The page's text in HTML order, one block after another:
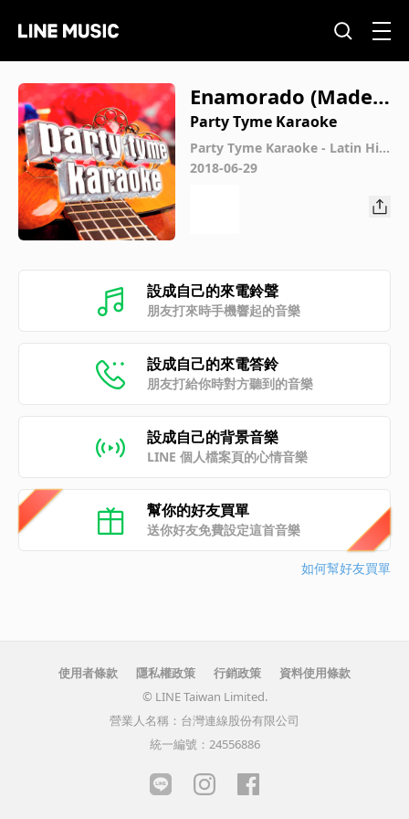
Enamorado (Made P
opular By Alberto B
eltran) [Karaoke Ve
rsion]
Party Tyme Karaoke
Party Tyme Karaoke - Latin Hits
6
2018-06-29
設成自己的來電鈴聲
朋友打來時手機響起的音樂
設成自己的來電答鈴
朋友打給你時對方聽到的音樂
設成自己的背景音樂
LINE 個人檔案頁的心情音樂
幫你的好友買單
送你好友免費設定這首音樂
如何幫好友買單
使用者條款 隱私權政策 行銷政策
資料使用條款
© LINE Taiwan Limited.
營業人名稱：台灣連線股份有限公司
統一編號：24556886